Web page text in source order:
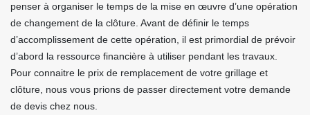
penser à organiser le temps de la mise en œuvre d’une opération
de changement de la clôture. Avant de définir le temps
d’accomplissement de cette opération, il est primordial de prévoir
d’abord la ressource financière à utiliser pendant les travaux.
Pour connaitre le prix de remplacement de votre grillage et
clôture, nous vous prions de passer directement votre demande
de devis chez nous.